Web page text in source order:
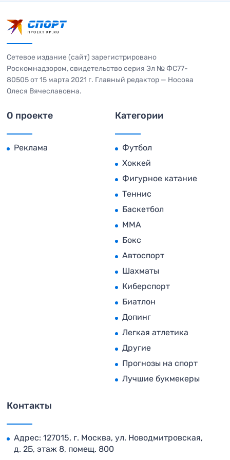
Сетевое издание (сайт) зарегистрировано
Роскомнадзором, свидетельство серия Эл № ФС77-
80505 от 15 марта 2021 г. Главный редактор — Носова
Олеся Вячеславовна.
О проекте
Реклама
Категории
Футбол
Хоккей
Фигурное катание
Теннис
Баскетбол
MMA
Бокс
Автоспорт
Шахматы
Киберспорт
Биатлон
Допинг
Легкая атлетика
Другие
Прогнозы на спорт
Лучшие букмекеры
Контакты
Адрес: 127015, г. Москва, ул. Новодмитровская,
д. 2Б, этаж 8, помещ. 800